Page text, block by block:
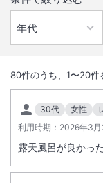
★JTBるるぶトラベル
天風呂を楽しもう♪無
どうぞ
INチェックイン
15:00/ OUT
80件のうち、 1〜20件
30代 女性
利用時期： 2026年3月
露天風呂が良かっ